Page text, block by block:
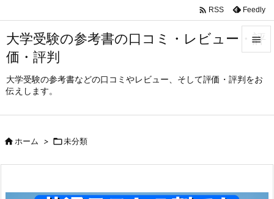
大学受験の参考書の口コミ・レビュー・評
価・評判
大学受験の参考書などの口コミやレビュー、そして評価・評判をお
伝えします。

メニュ

 RSS Feedly
ホーム > 未分類